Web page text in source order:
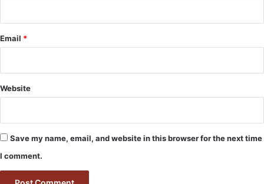
Email *
Website
Save my name, email, and website in this browser for the next time
I comment.